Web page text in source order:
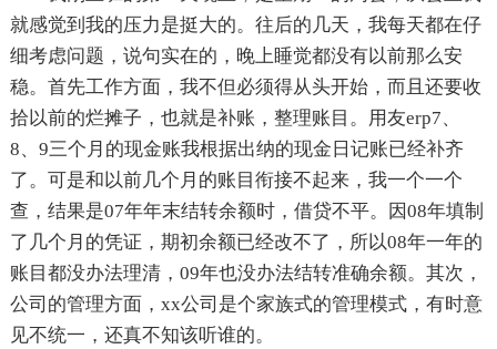
就感觉到我的压力是挺大的。往后的几天，我每天都在仔
细考虑问题，说句实在的，晚上睡觉都没有以前那么安
稳。首先工作方面，我不但必须得从头开始，而且还要收
拾以前的烂摊子，也就是补账，整理账目。用友erp7、
8、9三个月的现金账我根据出纳的现金日记账已经补齐
了。可是和以前几个月的账目衔接不起来，我一个一个
查，结果是07年年末结转余额时，借贷不平。因08年填制
了几个月的凭证，期初余额已经改不了，所以08年一年的
账目都没办法理清，09年也没办法结转准确余额。其次，
公司的管理方面，xx公司是个家族式的管理模式，有时意
见不统一，还真不知该听谁的。